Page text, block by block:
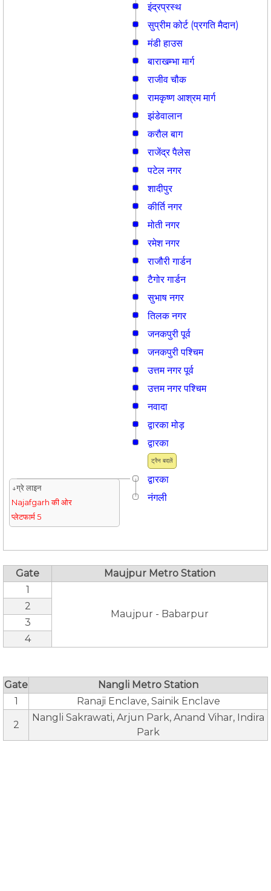
इंद्रप्रस्थ
सुप्रीम कोर्ट (प्रगति मैदान)
मंडी हाउस
बाराखम्भा मार्ग
राजीव चौक
रामकृष्ण आश्रम मार्ग
झंडेवालान
करौल बाग
राजेंद्र पैलेस
पटेल नगर
शादीपुर
कीर्ति नगर
मोती नगर
रमेश नगर
राजौरी गार्डन
टैगोर गार्डन
सुभाष नगर
तिलक नगर
जनकपुरी पूर्व
जनकपुरी पश्चिम
उत्तम नगर पूर्व
उत्तम नगर पश्चिम
नवादा
द्वारका मोड़
ट्रैन बदलें
द्वारका
द्वारका
↓ग्रे लाइन
Najafgarh की ओर
प्लेटफार्म 5
नंगली
Gate
Maujpur Metro Station
1
Maujpur - Babarpur
2
3
4
Gate
Nangli Metro Station
1
Ranaji Enclave, Sainik Enclave
2
Nangli Sakrawati, Arjun Park, Anand Vihar, Indira
Park